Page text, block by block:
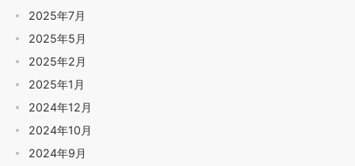
2025年7月
2025年5月
2025年2月
2025年1月
2024年12月
2024年10月
2024年9月